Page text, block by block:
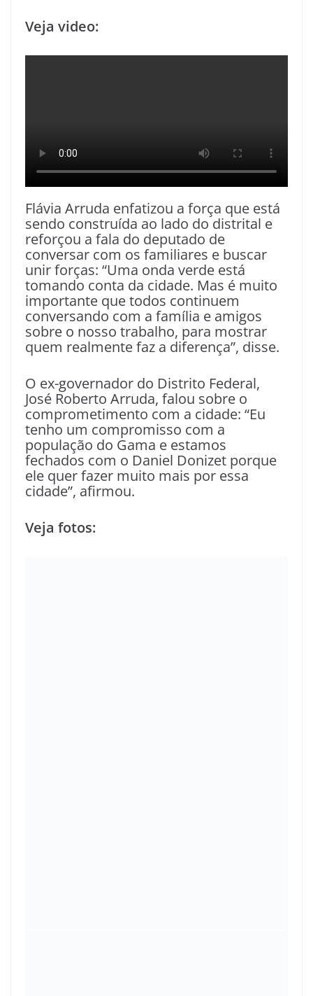
Veja video:
Flávia Arruda enfatizou a força que está
sendo construída ao lado do distrital e
reforçou a fala do deputado de
conversar com os familiares e buscar
unir forças: “Uma onda verde está
tomando conta da cidade. Mas é muito
importante que todos continuem
conversando com a família e amigos
sobre o nosso trabalho, para mostrar
quem realmente faz a diferença”, disse.
O ex-governador do Distrito Federal,
José Roberto Arruda, falou sobre o
comprometimento com a cidade: “Eu
tenho um compromisso com a
população do Gama e estamos
fechados com o Daniel Donizet porque
ele quer fazer muito mais por essa
cidade”, afirmou.
Veja fotos: